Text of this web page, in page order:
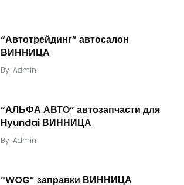
“Автотрейдинг” автосалон
ВИННИЦА
By Admin
“АЛЬФА АВТО” автозапчасти для
Hyundai ВИННИЦА
By Admin
“WOG” заправки ВИННИЦА